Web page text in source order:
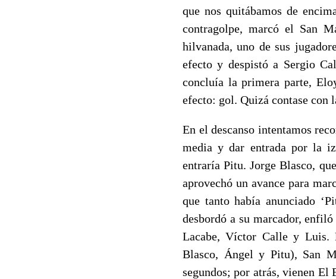
que nos quitábamos de
contragolpe, marcó el San
hilvanada, uno de sus
efecto y despistó a Sergio
concluía la primera parte,
efecto: gol. Quizá contase con
En el descanso intentamos
media y dar entrada por la
entraría Pitu. Jorge Blasco,
aprovechó un avance para
que tanto había anunciado
desbordó a su marcador,
Lacabe, Víctor Calle y Luis.
Blasco, Ángel y Pitu), San
segundos; por atrás, vienen El